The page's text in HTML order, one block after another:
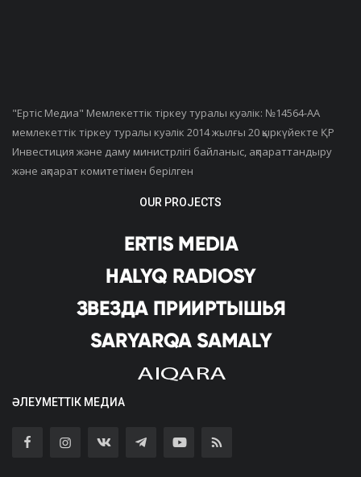
"Ертiс Медиа" Мемлекеттік тіркеу туралы куәлік: №14564-АА
мемлекеттік тіркеу туралы куәлік 2014 жылғы 20 қыркүйекте ҚР
Инвестиция және даму министрлігі байланыс, ақпараттандыру
және ақпарат комитетімен берілген
OUR PROJECTS
ӘЛЕУМЕТТІК МЕДИА